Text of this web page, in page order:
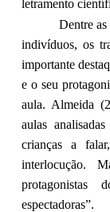
letramento
Dentre
indivíduos, os
importante
e o seu
aula. Almeida
aulas
crianças a
interlocução.
espectadoras”.